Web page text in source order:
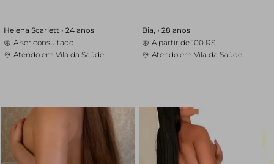
Helena Scarlett • 24 anos
A ser consultado
Atendo em Vila da Saúde
Bia, • 28 anos
A partir de 100 R$
Atendo em Vila da Saúde